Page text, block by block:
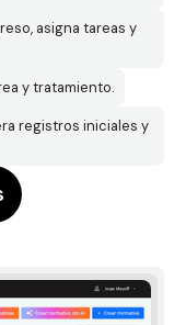
asigna tareas y
y tratamiento.
registros iniciales y